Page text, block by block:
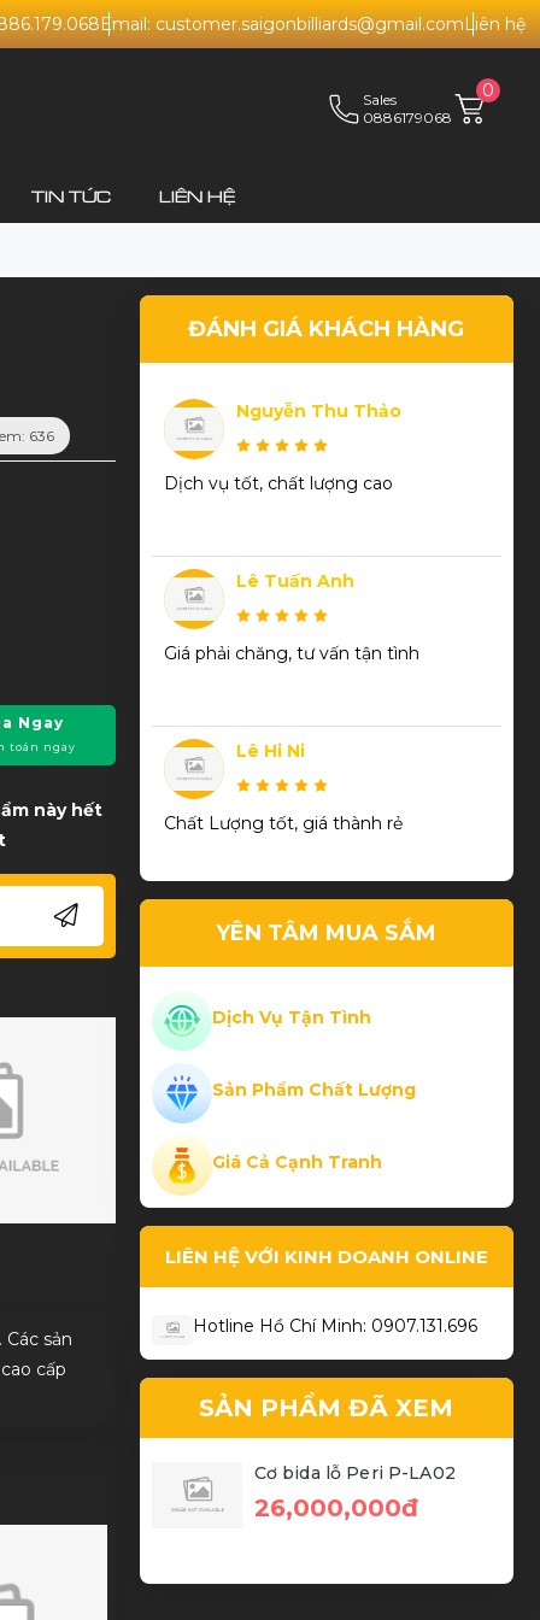
Email: customer.saigonbilliards@gmail.comLiên hệ
Sales
0886179068
0
TIN TỨC LIÊN HỆ
636
Ngay
toán ngay
này hết
sản
cấp
ĐÁNH GIÁ KHÁCH HÀNG
Nguyễn Thu Thảo
Dịch vụ tốt, chất lượng cao
Lê Tuấn Anh
Giá phải chăng, tư vấn tận tình
Lê Hi Ni
Chất Lượng tốt, giá thành rẻ
Trần Thanh Phương
Phạm Thành Hiếu
Cơ bida chất
YÊN TÂM MUA SẮM
Dịch Vụ Tận Tình
Sản Phẩm Chất Lượng
Giá Cả Cạnh Tranh
LIÊN HỆ VỚI KINH DOANH ONLINE
Hotline Hồ Chí Minh: 0907.131.696
SẢN PHẨM ĐÃ XEM
Cơ bida lỗ Peri P-LA02
26,000,000đ